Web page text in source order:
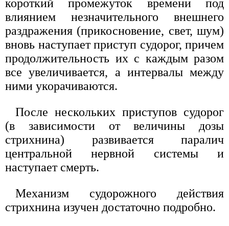
короткий промежуток времени под
влиянием незначительного внешнего
раздражения (прикосновение, свет, шум)
вновь наступает приступ судорог, причем
продолжительность их с каждым разом
все увеличивается, а интервалы между
ними укорачиваются.
После нескольких приступов судорог
(в зависимости от величины дозы
стрихнина) развивается паралич
центральной нервной системы и
наступает смерть.
Механизм судорожного действия
стрихнина изучен достаточно подробно.